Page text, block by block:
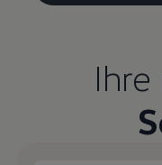
Warn-
Live
Ihre